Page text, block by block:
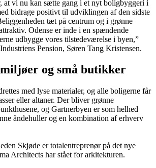
at vi nu kan sætte gang i et nyt boligbyggeri i
bidrage positivt til udviklingen af den sidste
tæt på centrum og i grønne
Odense er inde i en spændende
udbygge vores tilstedeværelse i byen,”
Pension, Søren Tang Kristensen.
og små butikker
med lyse materialer, og alle boligerne får
eller altaner. Der bliver grønne
og Gartnerbyen er som helhed
åndehuller og en kombination af erhverv
Skjøde er totalentreprenør på det nye
Architects har stået for arkitekturen.